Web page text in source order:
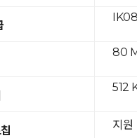
80
512
지원